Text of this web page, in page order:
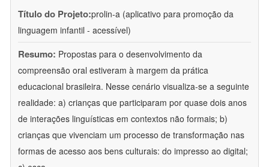
Título do Projeto:prolin-a (aplicativo para promoção da
linguagem infantil - acessível)
Resumo: Propostas para o desenvolvimento da
compreensão oral estiveram à margem da prática
educacional brasileira. Nesse cenário visualiza-se a seguinte
realidade: a) crianças que participaram por quase dois anos
de interações linguísticas em contextos não formais; b)
crianças que vivenciam um processo de transformação nas
formas de acesso aos bens culturais: do impresso ao digital;